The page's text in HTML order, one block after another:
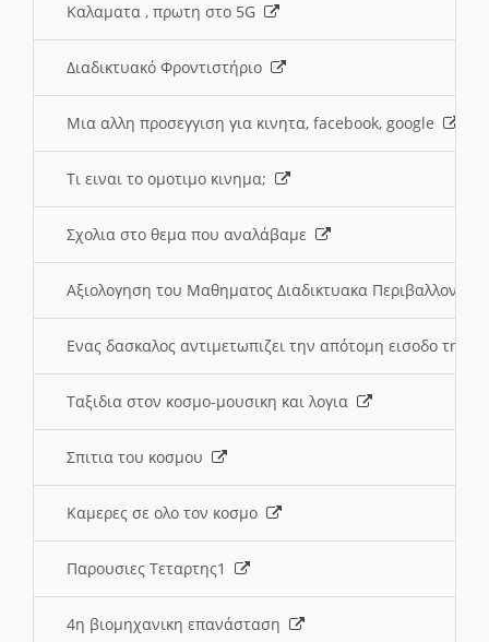
Καλαματα , πρωτη στο 5G
Διαδικτυακό Φροντιστήριο
Μια αλλη προσεγγιση για κινητα, facebook, google
Τι ειναι το ομοτιμο κινημα;
Σχολια στο θεμα που αναλάβαμε
Αξιολογηση του Μαθηματος Διαδικτυακα
Ενας δασκαλος αντιμετωπιζει την απότομη εισοδο της
Ταξιδια στον κοσμο-μουσικη και λογια
Σπιτια του κοσμου
Καμερες σε ολο τον κοσμο
Παρουσιες Τεταρτης1
4η βιομηχανικη επανάσταση